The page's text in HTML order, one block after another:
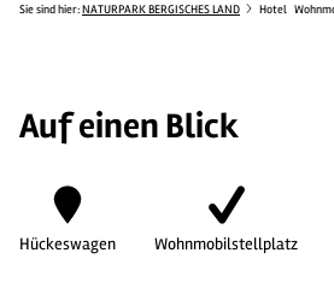
Sie sind hier:NATURPARK BERGISCHES LAND Hotel
Auf einen Blick
Hückeswagen Wohnmobilstellplatz